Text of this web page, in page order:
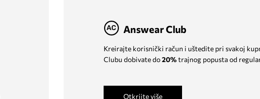
Answear Club
Kreirajte korisnički račun i uštedite pri svakoj
Clubu dobivate do20%trajnog popusta od
Otkrijte više